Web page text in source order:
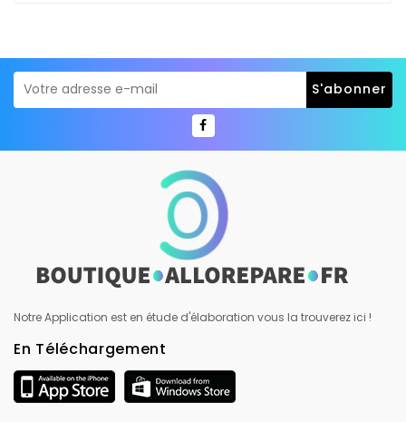
Notre Application est en étude d'élaboration vous la trouverez ici !
En Téléchargement